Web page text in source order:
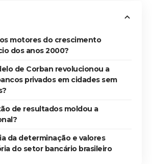
motores do crescimento
dos anos 2000?
de Corban revolucionou a
privados em cidades sem
de resultados moldou a
da determinação e valores
do setor bancário brasileiro